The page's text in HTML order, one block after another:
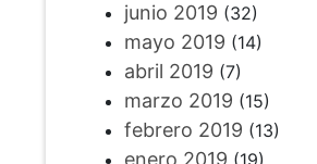
junio 2019 (32)
mayo 2019 (14)
abril 2019 (7)
marzo 2019 (15)
febrero 2019 (13)
enero 2019